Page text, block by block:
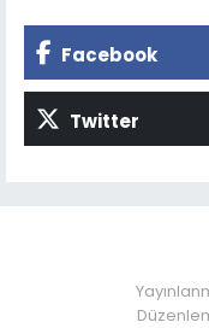
Facebook
Twitter